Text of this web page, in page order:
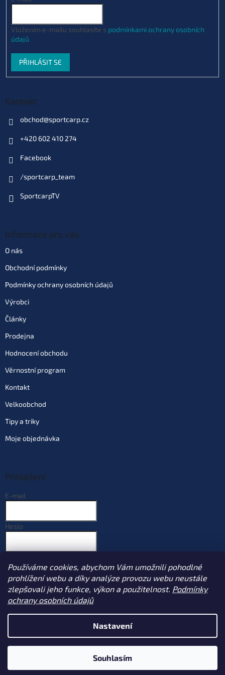
Používáme cookies, abychom Vám umožnili pohodlné
prohlížení webu a díky analýze provozu webu neustále
zlepšovali jeho funkce, výkon a použitelnost. Podmínky
ochrany osobních údajů
Nastavení
Souhlasím
Vložením e-mailu souhlasíte s podmínkami ochrany osobních
údajů
PŘIHLÁSIT SE
Kontakt
obchod@sportcarp.cz
+420 602 410 274
Facebook
/sportcarp_team
SportcarpTV
Informace pro vás
O nás
Obchodní podmínky
Podmínky ochrany osobních údajů
Výrobci
Články
Prodejna
Hodnocení obchodu
Věrnostní program
Kontakt
Velkoobchod
Tipy a triky
Moje objednávka
Přihlášení
E-mail
Heslo
Nová registrace
Zapomenuté heslo
nastavení cookies